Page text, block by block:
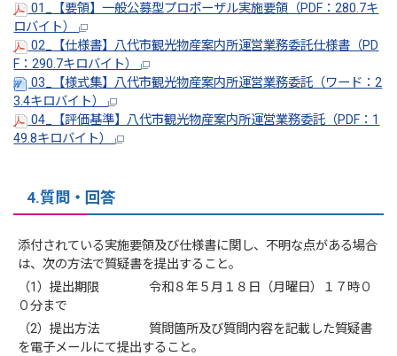
01_【要領】一般公募型プロポーザル実施要領（PDF：280.7キ
ロバイト）
02_【仕様書】八代市観光物産案内所運営業務委託仕様書（PD
F：290.7キロバイト）
03_【様式集】八代市観光物産案内所運営業務委託（ワード：2
3.4キロバイト）
04_【評価基準】八代市観光物産案内所運営業務委託（PDF：1
49.8キロバイト）
4.質問・回答
添付されている実施要領及び仕様書に関し、不明な点がある場合
は、次の方法で質疑書を提出すること。
（1）提出期限 令和８年５月１８日（月曜日）１７時０
０分まで
（2）提出方法 質問箇所及び質問内容を記載した質疑書
を電子メールにて提出すること。